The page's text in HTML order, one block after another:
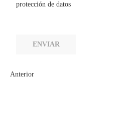
protección de datos
ENVIAR
Anterior